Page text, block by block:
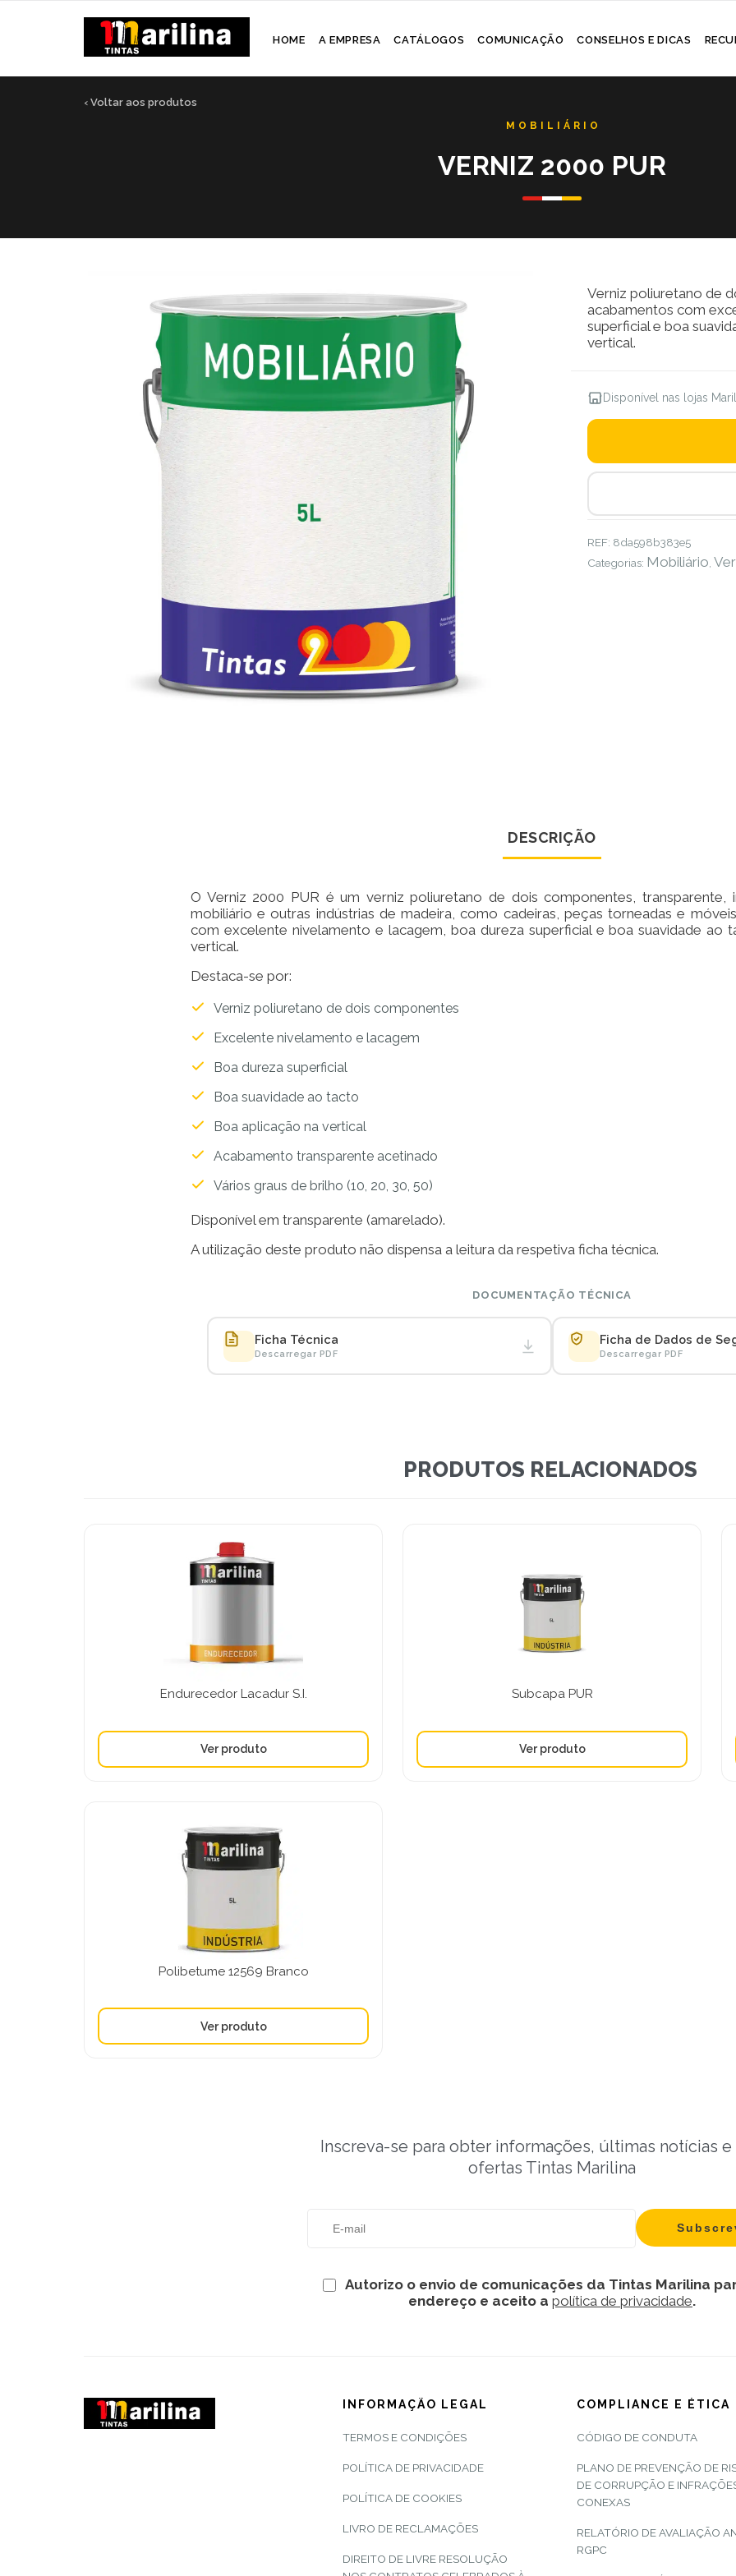
to
HOME A EMPRESA CATÁLOGOS COMUNICAÇÃO CONSELHOS E DICAS
‹ Voltar aos produtos
VERNIZ 2000 PUR
Verniz poliuretano de
acabamentos com
superficial e boa
vertical.
Disponível nas lojas
REF: 8da598b383e5
Categorias: Mobiliário
DESCRIÇÃO
O Verniz 2000 PUR é um verniz poliuretano de dois componentes, transparente,
mobiliário e outras indústrias de madeira, como cadeiras, peças torneadas e
com excelente nivelamento e lacagem, boa dureza superficial e boa suavidade ao
vertical.
Destaca-se por:
Verniz poliuretano de dois componentes
Excelente nivelamento e lacagem
Boa dureza superficial
Boa suavidade ao tacto
Boa aplicação na vertical
Acabamento transparente acetinado
Vários graus de brilho (10, 20, 30, 50)
Disponível em transparente (amarelado).
A utilização deste produto não dispensa a leitura da respetiva ficha técnica.
DOCUMENTAÇÃO TÉCNICA
Ficha Técnica
Descarregar PDF
Ficha de Dados de
Descarregar PDF
PRODUTOS RELACIONADOS
Endurecedor Lacadur S.I. Subcapa PUR
Polibetume 12569 Branco
Inscreva-se para obter informações, últimas notícias e
ofertas Tintas Marilina
Autorizo o envio de comunicações da Tintas Marilina
endereço e aceito a política de privacidade.
INFORMAÇÃO LEGAL
TERMOS E CONDIÇÕES
POLÍTICA DE PRIVACIDADE
POLÍTICA DE COOKIES
LIVRO DE RECLAMAÇÕES
DIREITO DE LIVRE RESOLUÇÃO
COMPLIANCE E ÉTICA
CÓDIGO DE CONDUTA
PLANO DE PREVENÇÃO DE
DE CORRUPÇÃO E
CONEXAS
RELATÓRIO DE AVALIAÇÃO
RGPC